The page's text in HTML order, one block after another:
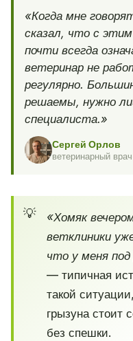
«Когда мне
сказал, что с
почти всегда
ветеринар не
регулярно.
решаемы, нужно
специалиста.»
Сергей Орлов
ветеринарный
«Хомяк
ветклиники
что у меня под
— типичная
такой
грызуна стоит
без спешки.